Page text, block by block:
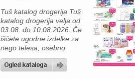
Tuš katalog drogerija Tuš
katalog drogerija velja od
03.08. do 10.08.2026. Če
iščete ugodne izdelke za
nego telesa, osebno
higieno in nego doma, vas
bo ponudba Tuš drogerije